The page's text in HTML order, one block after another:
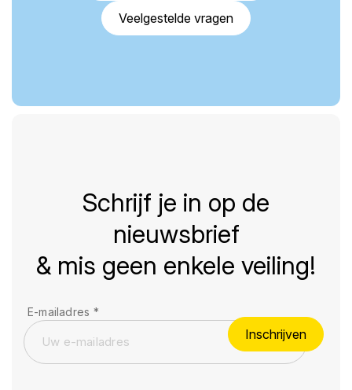
Veelgestelde vragen
Schrijf je in op de
nieuwsbrief
& mis geen enkele veiling!
E-mailadres *
Inschrijven